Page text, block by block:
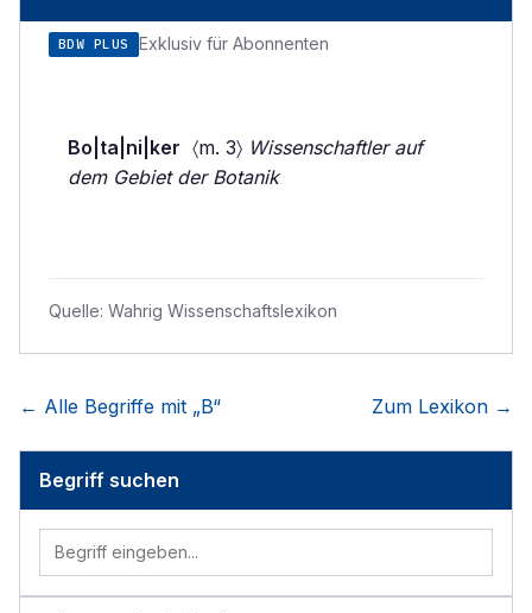
BDW PLUS Exklusiv für Abonnenten
Bo|ta|ni|ker 〈m. 3〉 Wissenschaftler auf
dem Gebiet der Botanik
Quelle: Wahrig Wissenschaftslexikon
← Alle Begriffe mit „B“ Zum Lexikon →
Begriff suchen